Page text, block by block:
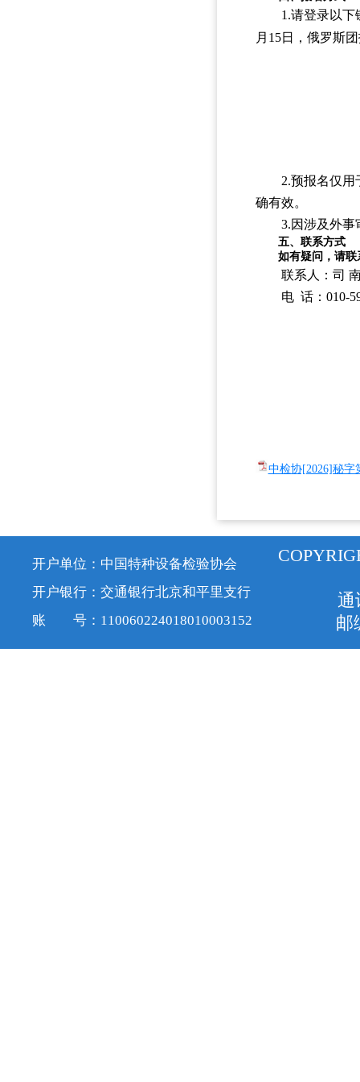
1.请登录以
月15日，俄罗斯
2.预报名仅
确有效。
3.因涉及外事
五、联系方式
如有疑问，请
联系人：司
电 话：010-
中检协[2026]秘字
开户单位：中国特种设备检验协会
开户银行：交通银行北京和平里支行
账 号：110060224018010003152
通
邮